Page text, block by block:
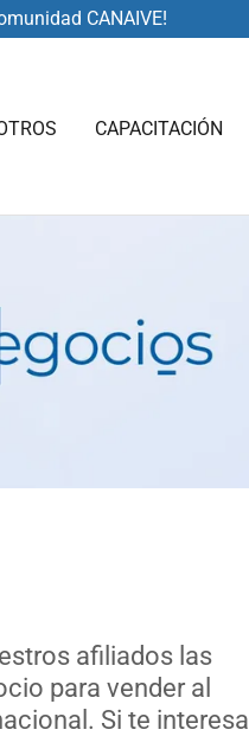
CANAIVE!
CAPACITACIÓN
afiliados las
para vender al
Si te interesa